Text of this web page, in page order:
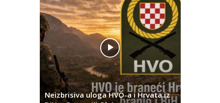
Neizbrisiva uloga HVO-a i Hrvata iz